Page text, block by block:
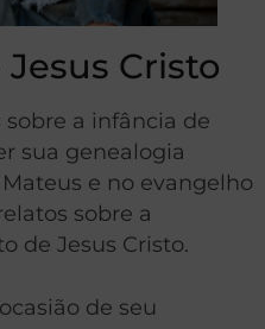
Cristo
a infância de
sua genealogia
e no evangelho
sobre a
de Jesus Cristo.
de seu